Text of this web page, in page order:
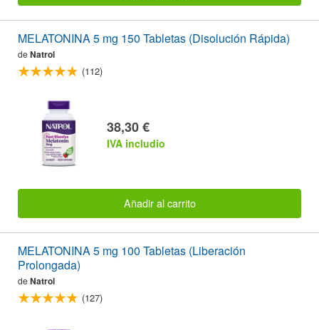
MELATONINA 5 mg 150 Tabletas (Disolución Rápida)
de Natrol
(112)
38,30 €
IVA includio
Añadir al carrito
MELATONINA 5 mg 100 Tabletas (Liberación
Prolongada)
de Natrol
(127)